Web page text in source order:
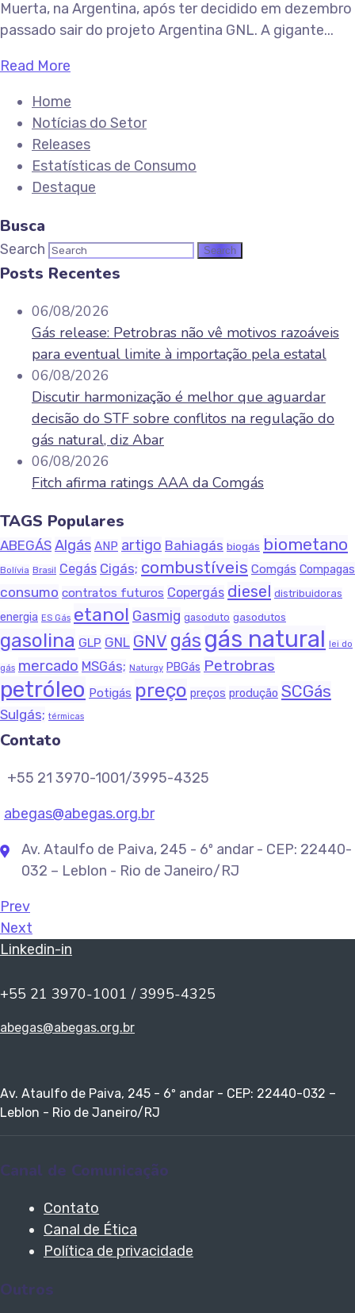
Muerta, na Argentina, após ter decidido em dezembro
passado sair do projeto Argentina GNL. A gigante...
Read More
Home
Notícias do Setor
Releases
Estatísticas de Consumo
Destaque
Busca
Search
Posts Recentes
06/08/2026
Gás release: Petrobras não vê motivos razoáveis
para eventual limite à importação pela estatal
06/08/2026
Discutir harmonização é melhor que aguardar
decisão do STF sobre conflitos na regulação do
gás natural, diz Abar
06/08/2026
Fitch afirma ratings AAA da Comgás
TAGS Populares
ABEGÁS Algás ANP artigo Bahiagás biogás biometano
Bolívia Brasil Cegás Cigás; combustíveis Comgás Compagas
consumo contratos futuros Copergás diesel distribuidoras
energia ES Gás etanol Gasmig gasoduto gasodutos
gasolina GLP GNL GNV gás gás natural lei do
gás mercado MSGás; Naturgy PBGás Petrobras
petróleo Potigás preço preços produção SCGás
Sulgás; térmicas
Contato
+55 21 3970-1001/3995-4325
abegas@abegas.org.br
Av. Ataulfo de Paiva, 245 - 6º andar - CEP: 22440-
032 – Leblon - Rio de Janeiro/RJ
Prev
Next
Linkedin-in
+55 21 3970-1001 / 3995-4325
abegas@abegas.org.br
Av. Ataulfo de Paiva, 245 - 6º andar - CEP: 22440-032 –
Leblon - Rio de Janeiro/RJ
Canal de Comunicação
Contato
Canal de Ética
Política de privacidade
Outros